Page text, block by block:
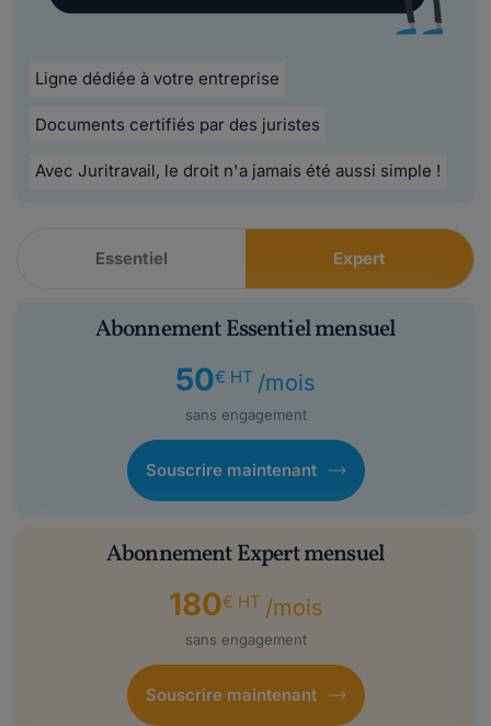
Ligne dédiée à votre entreprise
Documents certifiés par des juristes
Avec Juritravail, le droit n'a jamais été aussi simple !
Essentiel Expert
Abonnement Essentiel mensuel
50€ HT /mois
sans engagement
Souscrire maintenant
Abonnement Expert mensuel
180€ HT /mois
sans engagement
Souscrire maintenant